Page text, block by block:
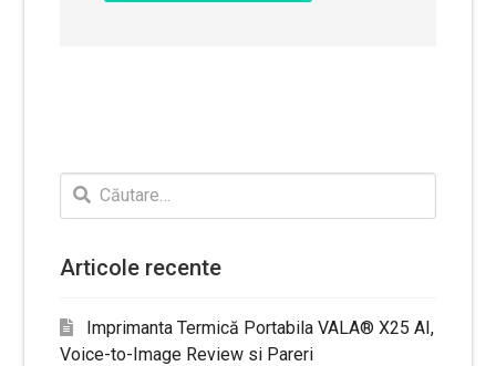
Caută
după:
Articole recente
Imprimanta Termică Portabila VALA® X25 AI,
Voice-to-Image Review si Pareri